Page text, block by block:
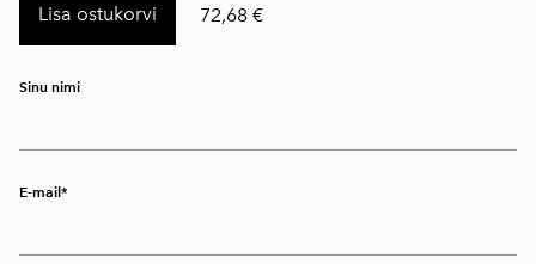
Lisa ostukorvi 72,68 €
Sinu nimi
E-mail